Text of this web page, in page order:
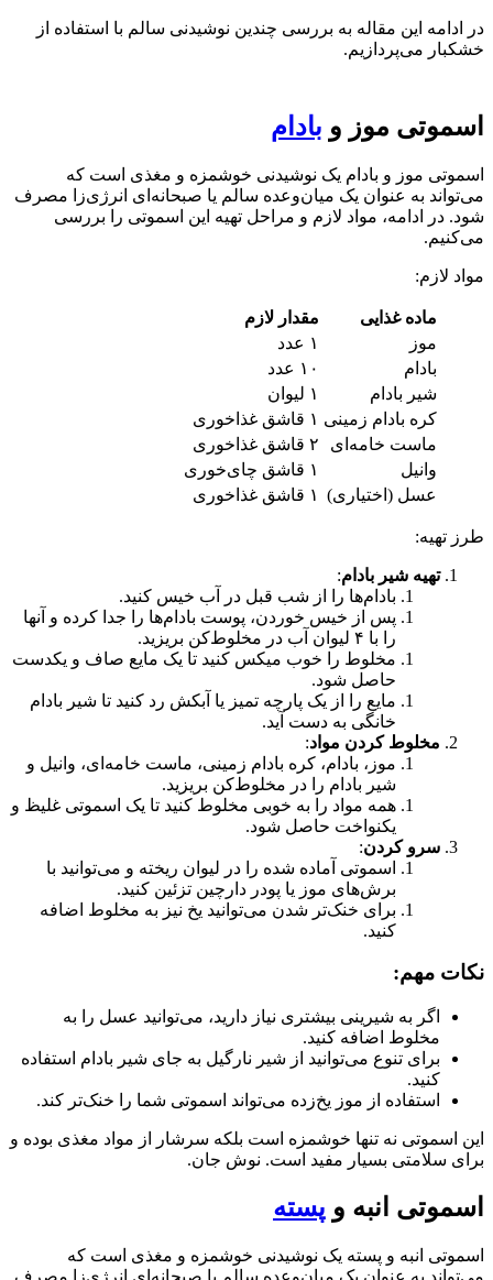
در ادامه این مقاله به بررسی چندین نوشیدنی سالم با استفاده از
خشکبار می‌پردازیم.
اسموتی موز و بادام
اسموتی موز و بادام یک نوشیدنی خوشمزه و مغذی است که
می‌تواند به عنوان یک میان‌وعده سالم یا صبحانه‌ای انرژی‌زا مصرف
شود. در ادامه، مواد لازم و مراحل تهیه این اسموتی را بررسی
می‌کنیم.
مواد لازم:
ماده غذایی
مقدار لازم
موز
۱ عدد
بادام
۱۰ عدد
شیر بادام
۱ لیوان
کره بادام زمینی ۱ قاشق غذاخوری
ماست خامه‌ای
۲ قاشق غذاخوری
وانیل
۱ قاشق چای‌خوری
عسل (اختیاری) ۱ قاشق غذاخوری
طرز تهیه:
تهیه شیر بادام:
بادام‌ها را از شب قبل در آب خیس کنید.
پس از خیس خوردن، پوست بادام‌ها را جدا کرده و آنها
را با ۴ لیوان آب در مخلوط‌کن بریزید.
مخلوط را خوب میکس کنید تا یک مایع صاف و یکدست
حاصل شود.
مایع را از یک پارچه تمیز یا آبکش رد کنید تا شیر بادام
خانگی به دست آید.
مخلوط کردن مواد:
موز، بادام، کره بادام زمینی، ماست خامه‌ای، وانیل و
شیر بادام را در مخلوط‌کن بریزید.
همه مواد را به خوبی مخلوط کنید تا یک اسموتی غلیظ و
یکنواخت حاصل شود.
سرو کردن:
اسموتی آماده شده را در لیوان ریخته و می‌توانید با
برش‌های موز یا پودر دارچین تزئین کنید.
برای خنک‌تر شدن می‌توانید یخ نیز به مخلوط اضافه
کنید.
نکات مهم:
اگر به شیرینی بیشتری نیاز دارید، می‌توانید عسل را به
مخلوط اضافه کنید.
برای تنوع می‌توانید از شیر نارگیل به جای شیر بادام استفاده
کنید.
استفاده از موز یخ‌زده می‌تواند اسموتی شما را خنک‌تر کند.
این اسموتی نه تنها خوشمزه است بلکه سرشار از مواد مغذی بوده و
برای سلامتی بسیار مفید است. نوش جان.
اسموتی انبه و پسته
اسموتی انبه و پسته یک نوشیدنی خوشمزه و مغذی است که
می‌تواند به عنوان یک میان‌وعده سالم یا صبحانه‌ای انرژی‌زا مصرف